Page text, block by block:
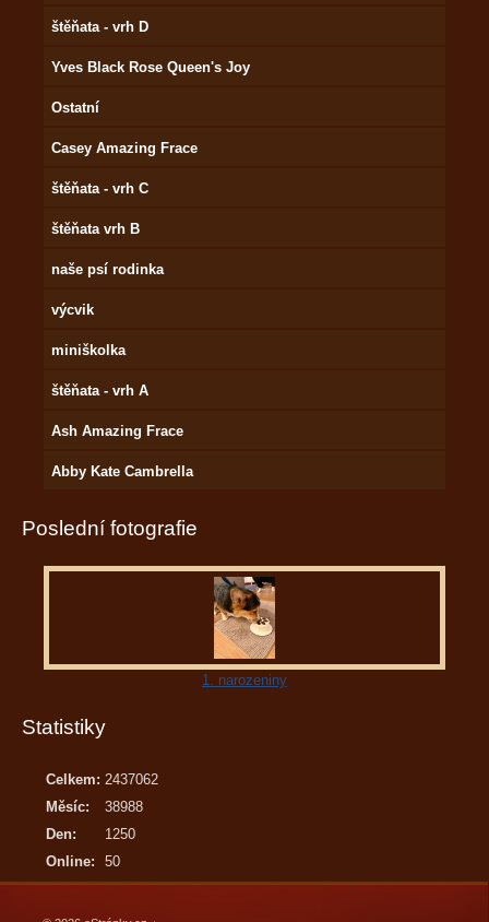
štěňata - vrh D
Yves Black Rose Queen's Joy
Ostatní
Casey Amazing Frace
štěňata - vrh C
štěňata vrh B
naše psí rodinka
výcvik
miniškolka
štěňata - vrh A
Ash Amazing Frace
Abby Kate Cambrella
Poslední fotografie
1. narozeniny
Statistiky
Online: 50
Celkem: 2437062
Měsíc:
38988
Den:
1250